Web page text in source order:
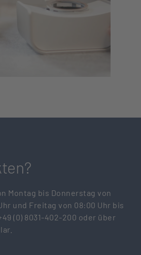
Montag bis Donnerstag von
und Freitag von 08:00 Uhr bis
(0) 8031-402-200 oder über